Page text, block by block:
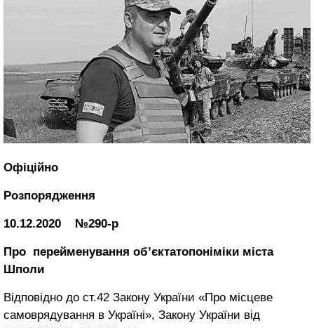
Офіційно
Розпорядження
10.12.2020 №290-р
Про перейменування об’єктатопоніміки міста
Шполи
Відповідно до ст.42 Закону України «Про місцеве
самоврядування в Україні», Закону України від